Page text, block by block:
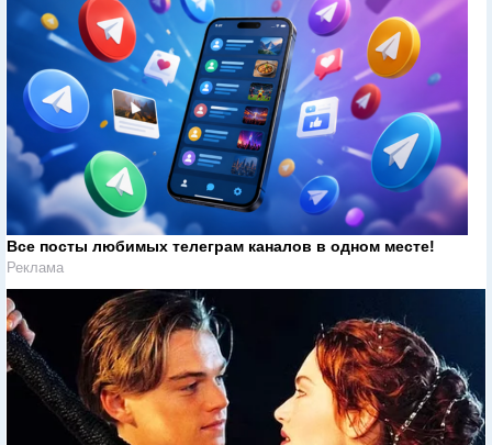
Все посты любимых телеграм каналов в одном месте!
Реклама